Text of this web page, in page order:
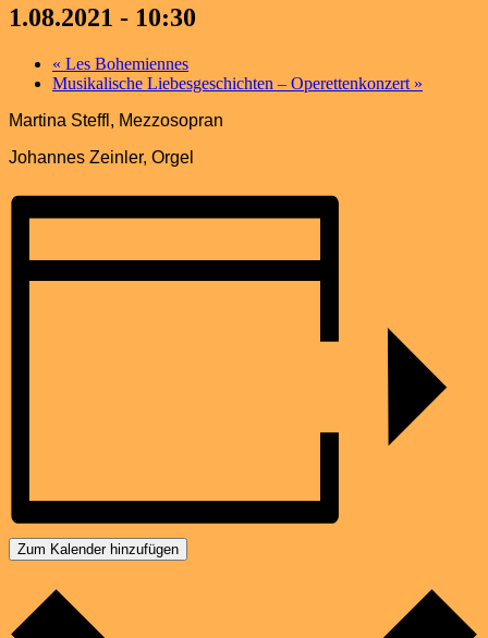
1.08.2021 - 10:30
« Les Bohemiennes
Musikalische Liebesgeschichten – Operettenkonzert »
Martina Steffl, Mezzosopran
Johannes Zeinler, Orgel
Zum Kalender hinzufügen